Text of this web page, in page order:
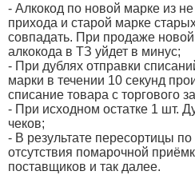
- Алкокод по новой марке из
прихода и старой марке
совпадать. При продаже новой
алкокода в ТЗ уйдет в минус;
- При дублях отправки
марки в течении 10 секунд
списание товара с торгового
- При исходном остатке 1 шт.
чеков;
- В результате пересортицы
отсутствия помарочной
поставщиков и так далее.